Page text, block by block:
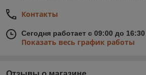
Контакты
Сегодня работает с 09:00 до 16:30
Показать весь график работы